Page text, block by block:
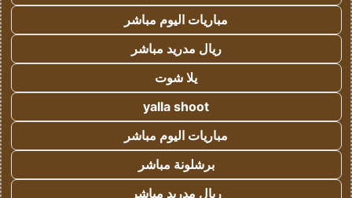
مباريات اليوم مباشر
ريال مدريد مباشر
يلا شوت
yalla shoot
مباريات اليوم مباشر
برشلونة مباشر
ريال مدريد مباشر